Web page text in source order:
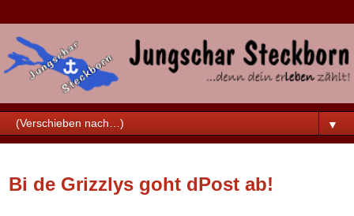
▼
Bi de Grizzlys goht dPost ab!